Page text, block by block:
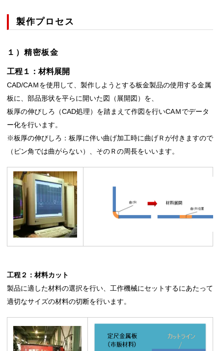
製作プロセス
１）精密板金
工程１：材料展開
CAD/CAＭを使用して、製作しようとする板金製品の使用する金属
板に、部品形状を平らに開いた図（展開図）を、
板厚の伸びしろ（CAD処理）を踏まえて作図を行いCAＭでデータ
ー化を行います。
※板厚の伸びしろ：板厚に伴い曲げ加工時に曲げＲが付きますので
（ピン角では曲がらない）、そのＲの周長をいいます。
工程２：材料カット
製品に適した材料の選択を行い、工作機械にセットするにあたって
適切なサイズの材料の切断を行います。